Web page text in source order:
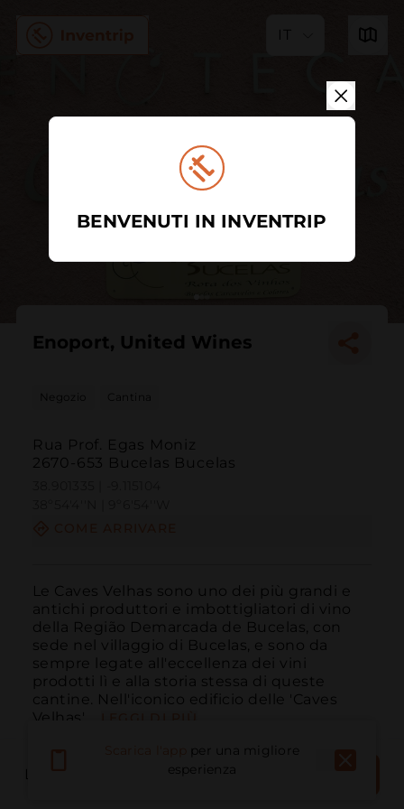
IT
Enoport, United Wines
Negozio Cantina
Rua Prof. Egas Moniz
2670-653 Bucelas Bucelas
Le Caves Velhas sono uno dei più grandi e
antichi produttori e imbottigliatori di vino
della Região Demarcada de Bucelas, con
sede nel villaggio di Bucelas, e sono da
sempre legate all'eccellenza dei vini
prodotti lì e alla storia stessa di queste
cantine. Nell'iconico edificio delle 'Caves
Velhas',...
LUOGO DEL LIBRO
per una migliore
esperienza
BENVENUTI IN INVENTRIP